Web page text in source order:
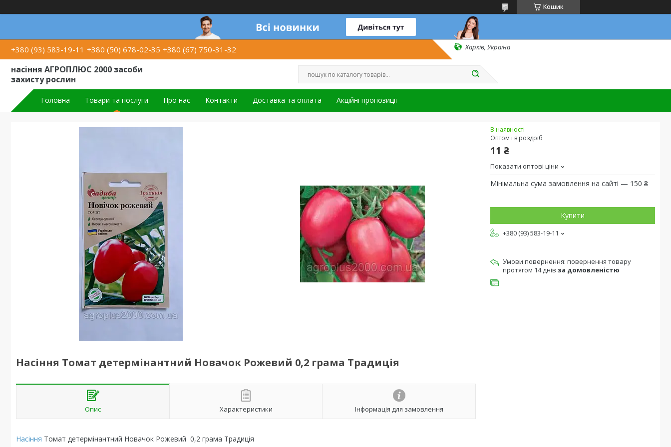
Кошик
+380 (93) 583-19-11 +380 (50) 678-02-35 +380 (67) 750-31-32 Харків, Україна
насіння АГРОПЛЮС 2000 засоби
захисту рослин
Головна Товари та послуги Про нас Контакти Доставка та оплата Акційні пропозиції
Насіння Томат детермінантний Новачок Рожевий 0,2 грама Традиція
Опис Характеристики Інформація для замовлення
Насіння Томат детермінантний Новачок Рожевий 0,2 грама Традиція
В наявності
Оптом і в роздріб
11 ₴
Показати оптові ціни
Мінімальна сума замовлення на сайті — 150 ₴
Купити
+380 (93) 583-19-11
повернення товару
протягом 14 днів за домовленістю